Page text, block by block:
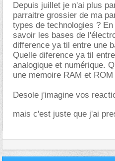
Depuis juillet je n'ai plus
parraitre grossier de ma
types de technologies ?
savoir les bases de
difference ya til entre une
Quelle diference ya til
analogique et numérique.
une memoire RAM et ROM
Desole j'imagine vos
mais c'est juste que j'ai